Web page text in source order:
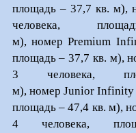
площадь – 37,7 кв. м),
человека,
м), номер Premium
площадь – 37,7 кв. м),
3 человека,
м), номер Junior Infinity
площадь – 47,4 кв. м),
4 человека,